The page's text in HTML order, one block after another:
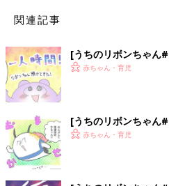
関連記事
[うちのリボンちゃん
赤ちゃん・育児
[うちのリボンちゃん
赤ちゃん・育児